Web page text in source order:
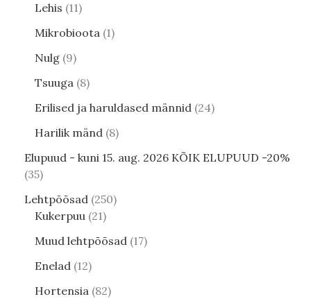
Lehis 11
Mikrobioota 1
Nulg 9
Tsuuga 8
Erilised ja haruldased männid 24
Harilik mänd 8
Elupuud - kuni 15. aug. 2026 KÕIK ELUPUUD -20%
35
Lehtpõõsad 250
Kukerpuu 21
Muud lehtpõõsad 17
Enelad 12
Hortensia 82